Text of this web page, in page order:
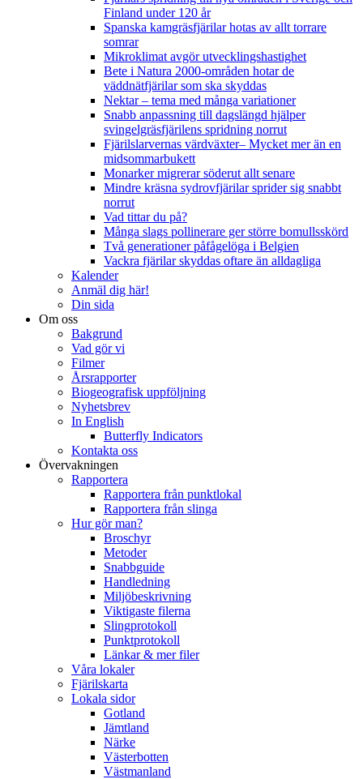
Finland under 120 år
Spanska kamgräsfjärilar hotas av allt torrare
somrar
Mikroklimat avgör utvecklingshastighet
Bete i Natura 2000-områden hotar de
väddnätfjärilar som ska skyddas
Nektar – tema med många variationer
Snabb anpassning till dagslängd hjälper
svingelgräsfjärilens spridning norrut
Fjärilslarvernas värdväxter– Mycket mer än en
midsommarbukett
Monarker migrerar söderut allt senare
Mindre kräsna sydrovfjärilar sprider sig snabbt
norrut
Vad tittar du på?
Många slags pollinerare ger större bomullsskörd
Två generationer påfågelöga i Belgien
Vackra fjärilar skyddas oftare än alldagliga
Kalender
Anmäl dig här!
Din sida
Om oss
Bakgrund
Vad gör vi
Filmer
Årsrapporter
Biogeografisk uppföljning
Nyhetsbrev
In English
Butterfly Indicators
Kontakta oss
Övervakningen
Rapportera
Rapportera från punktlokal
Rapportera från slinga
Hur gör man?
Broschyr
Metoder
Snabbguide
Handledning
Miljöbeskrivning
Viktigaste filerna
Slingprotokoll
Punktprotokoll
Länkar & mer filer
Våra lokaler
Fjärilskarta
Lokala sidor
Gotland
Jämtland
Närke
Västerbotten
Västmanland